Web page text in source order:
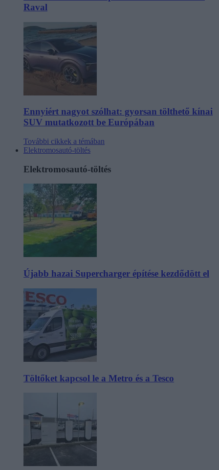
Raval
Ennyiért nagyot szólhat: gyorsan tölthető kínai
SUV mutatkozott be Európában
További cikkek a témában
Elektromosautó-töltés
Elektromosautó-töltés
Újabb hazai Supercharger építése kezdődött el
Töltőket kapcsol le a Metro és a Tesco